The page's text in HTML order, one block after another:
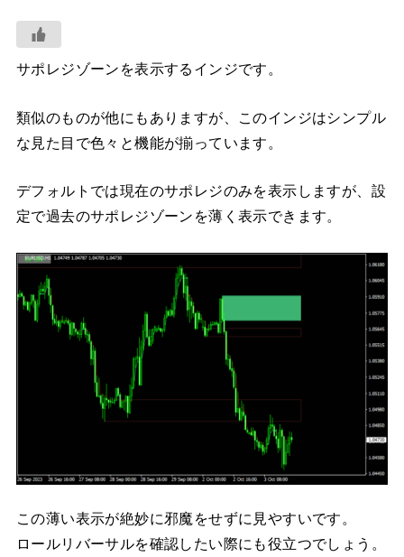
サポレジゾーンを表示するインジです。
類似のものが他にもありますが、このインジはシンプル
な見た目で色々と機能が揃っています。
デフォルトでは現在のサポレジのみを表示しますが、設
定で過去のサポレジゾーンを薄く表示できます。
この薄い表示が絶妙に邪魔をせずに見やすいです。
ロールリバーサルを確認したい際にも役立つでしょう。